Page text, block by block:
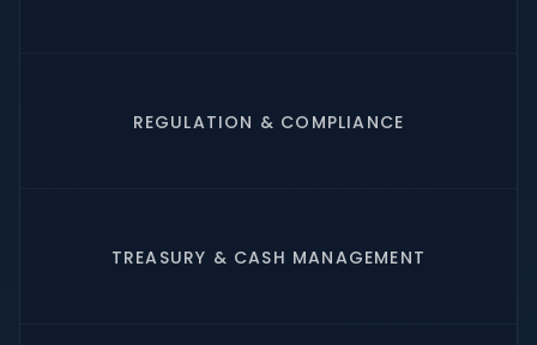
REGULATION & COMPLIANCE
TREASURY & CASH MANAGEMENT